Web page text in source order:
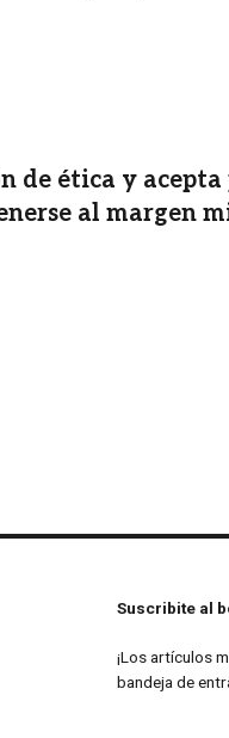
de ética y
al margen
Suscribite al
¡Los artículos
bandeja de